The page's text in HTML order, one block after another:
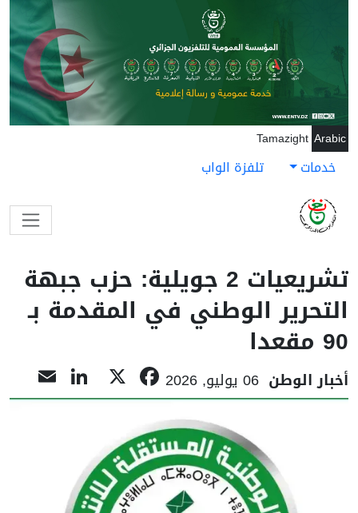
تجاوز إلى المحتوى الرئيسي
Arabic
Tamazight
خدمات تلفزة الواب
تشريعيات 2 جويلية: حزب جبهة
التحرير الوطني في المقدمة بـ
90 مقعدا
أخبار الوطن 06 يوليو, 2026 Facebook